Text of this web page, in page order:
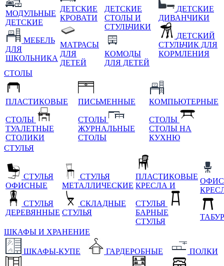
МОДУЛЬНЫЕ
ДЕТСКИЕ
МЕБЕЛЬ
ДЛЯ
ШКОЛЬНИКА
ДЕТСКИЕ
КРОВАТИ
МАТРАСЫ
ДЛЯ
ДЕТЕЙ
ДЕТСКИЕ
СТОЛЫ И
СТУЛЬЧИКИ
КОМОДЫ
ДЛЯ ДЕТЕЙ
ДЕТСКИЕ
ДИВАНЧИКИ
ДЕТСКИЙ
СТУЛЬЧИК ДЛЯ
КОРМЛЕНИЯ
СТОЛЫ
ПЛАСТИКОВЫЕ
СТОЛЫ
ТУАЛЕТНЫЕ
СТОЛИКИ
ПИСЬМЕННЫЕ
СТОЛЫ
ЖУРНАЛЬНЫЕ
СТОЛЫ
КОМПЬЮТЕРНЫЕ
СТОЛЫ
СТОЛЫ НА
КУХНЮ
СТУЛЬЯ
СТУЛЬЯ
ОФИСНЫЕ
СТУЛЬЯ
ДЕРЕВЯННЫЕ
СТУЛЬЯ
МЕТАЛЛИЧЕСКИЕ
СКЛАДНЫЕ
СТУЛЬЯ
ПЛАСТИКОВЫЕ
КРЕСЛА И
СТУЛЬЯ
БАРНЫЕ
СТУЛЬЯ
ШКАФЫ И ХРАНЕНИЕ
ШКАФЫ-КУПЕ ГАРДЕРОБНЫЕ ПОЛКИ